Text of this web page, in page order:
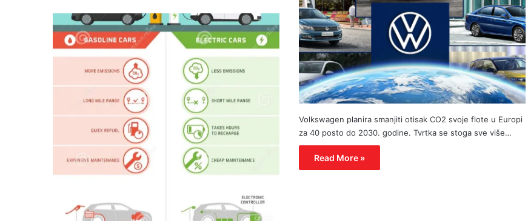
Volkswagen planira smanjiti otisak CO2 svoje flote u Europi
za 40 posto do 2030. godine. Tvrtka se stoga sve više…
Read More »